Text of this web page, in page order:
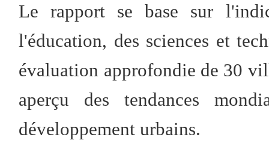
Le rapport se base sur
l'éducation, des sciences et
évaluation approfondie de 30
aperçu des tendances
développement urbains.